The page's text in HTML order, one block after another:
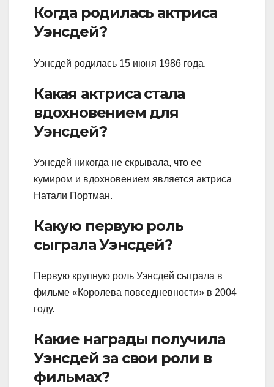
Когда родилась актриса
Уэнсдей?
Уэнсдей родилась 15 июня 1986 года.
Какая актриса стала
вдохновением для
Уэнсдей?
Уэнсдей никогда не скрывала, что ее
кумиром и вдохновением является актриса
Натали Портман.
Какую первую роль
сыграла Уэнсдей?
Первую крупную роль Уэнсдей сыграла в
фильме «Королева повседневности» в 2004
году.
Какие награды получила
Уэнсдей за свои роли в
фильмах?